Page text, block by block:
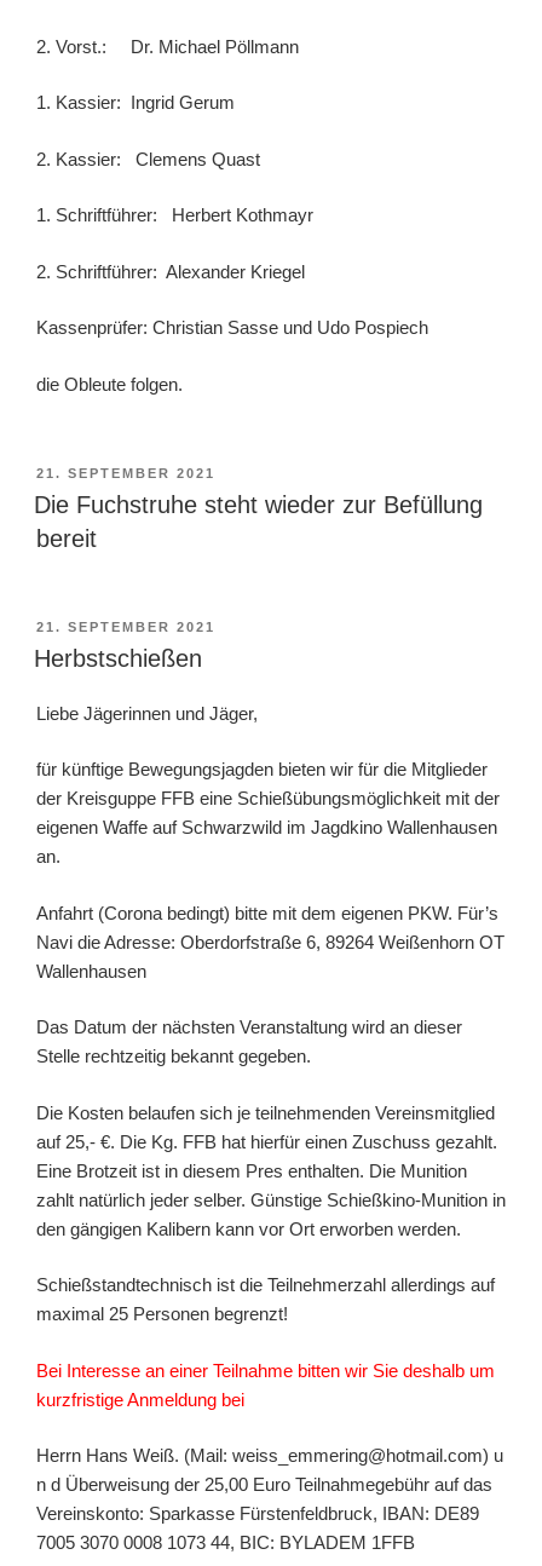
2. Vorst.: Dr. Michael Pöllmann
1. Kassier: Ingrid Gerum
2. Kassier: Clemens Quast
1. Schriftführer: Herbert Kothmayr
2. Schriftführer: Alexander Kriegel
Kassenprüfer: Christian Sasse und Udo Pospiech
die Obleute folgen.
VERÖFFENTLICHT
AM
21. SEPTEMBER 2021
Die Fuchstruhe steht wieder zur Befüllung
bereit
VERÖFFENTLICHT
AM
21. SEPTEMBER 2021
Herbstschießen
Liebe Jägerinnen und Jäger,
für künftige Bewegungsjagden bieten wir für die Mitglieder
der Kreisguppe FFB eine Schießübungsmöglichkeit mit der
eigenen Waffe auf Schwarzwild im Jagdkino Wallenhausen
an.
Anfahrt (Corona bedingt) bitte mit dem eigenen PKW. Für’s
Navi die Adresse: Oberdorfstraße 6, 89264 Weißenhorn OT
Wallenhausen
Das Datum der nächsten Veranstaltung wird an dieser
Stelle rechtzeitig bekannt gegeben.
Die Kosten belaufen sich je teilnehmenden Vereinsmitglied
auf 25,- €. Die Kg. FFB hat hierfür einen Zuschuss gezahlt.
Eine Brotzeit ist in diesem Pres enthalten. Die Munition
zahlt natürlich jeder selber. Günstige Schießkino-Munition in
den gängigen Kalibern kann vor Ort erworben werden.
Schießstandtechnisch ist die Teilnehmerzahl allerdings auf
maximal 25 Personen begrenzt!
Bei Interesse an einer Teilnahme bitten wir Sie deshalb um
kurzfristige Anmeldung bei
Herrn Hans Weiß. (Mail: weiss_emmering@hotmail.com) u
n d Überweisung der 25,00 Euro Teilnahmegebühr auf das
Vereinskonto: Sparkasse Fürstenfeldbruck, IBAN: DE89
7005 3070 0008 1073 44, BIC: BYLADEM 1FFB